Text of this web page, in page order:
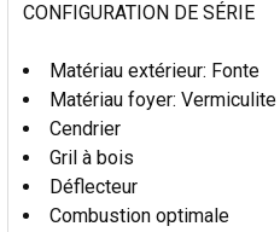
CONFIGURATION DE SÉRIE
Matériau extérieur: Fonte
Matériau foyer: Vermiculite
Cendrier
Gril à bois
Déflecteur
Combustion optimale